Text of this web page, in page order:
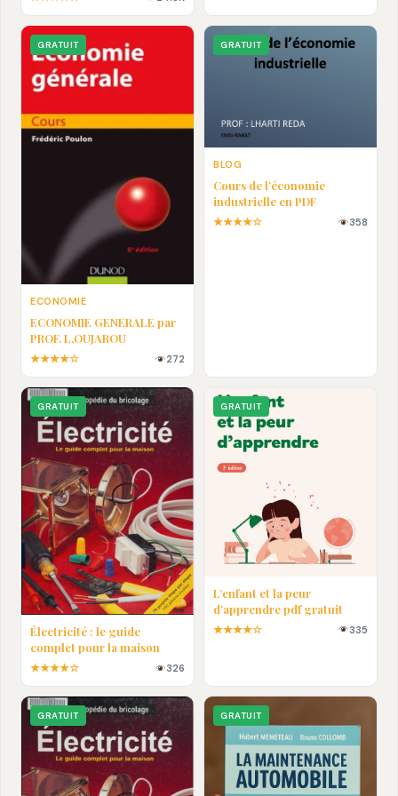
GRATUIT
ECONOMIE
ECONOMIE GENERALE par
PROF. L.OUJAROU
★★★★☆ 272
GRATUIT
BLOG
Cours de l’économie
industrielle en PDF
★★★★☆ 358
GRATUIT
Électricité : le guide
complet pour la maison
★★★★☆ 326
GRATUIT
L’enfant et la peur
d’apprendre pdf gratuit
★★★★☆ 335
GRATUIT GRATUIT